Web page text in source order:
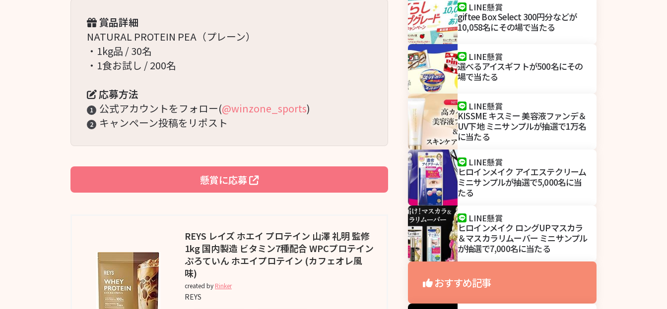
賞品詳細
NATURAL PROTEIN PEA（プレーン）
・1kg品 / 30名
・1食お試し / 200名
応募方法
1 公式アカウントをフォロー(@winzone_sports)
2 キャンペーン投稿をリポスト
懸賞に応募
REYS レイズ ホエイ プロテイン 山澤 礼明 監修
1kg 国内製造 ビタミン7種配合 WPCプロテイン
ぷろていん ホエイプロテイン (カフェオレ風
味)
created by Rinker
REYS
LINE懸賞
giftee Box Select 300円分などが
10,058名にその場で当たる
LINE懸賞
選べるアイスギフトが500名にその
場で当たる
LINE懸賞
KISSME キスミー 美容液ファンデ＆
UV下地 ミニサンプルが抽選で1万名
に当たる
LINE懸賞
ヒロインメイク アイエステクリーム
ミニサンプルが抽選で5,000名に当
たる
LINE懸賞
ヒロインメイク ロングUPマスカラ
＆マスカラリムーバー ミニサンプル
が抽選で7,000名に当たる
おすすめ記事